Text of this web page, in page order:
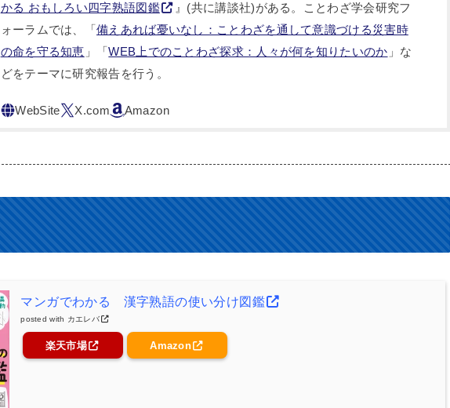
かる おもしろい四字熟語図鑑
』(共に講談社)がある。ことわざ学会研究フ
ォーラムでは、「備えあれば憂いなし：ことわざを通して意識づける災害時
の命を守る知恵 」「WEB上でのことわざ探求：人々が何を知りたいのか 」な
どをテーマに研究報告を行う。
マンガでわかる 漢字熟語の使い分け図鑑
posted with カエレバ
楽天市場 Amazon